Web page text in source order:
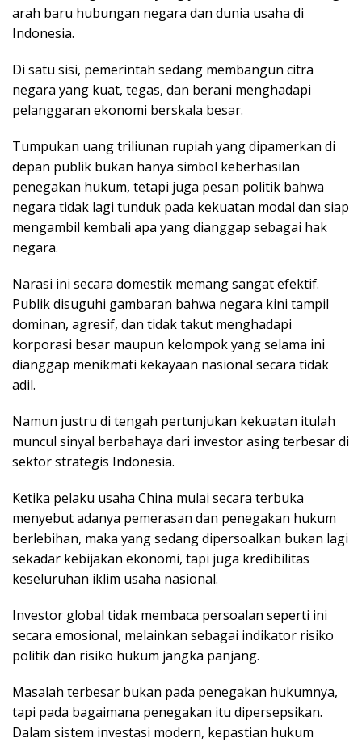
arah baru hubungan negara dan dunia usaha di
Indonesia.
Di satu sisi, pemerintah sedang membangun citra
negara yang kuat, tegas, dan berani menghadapi
pelanggaran ekonomi berskala besar.
Tumpukan uang triliunan rupiah yang dipamerkan di
depan publik bukan hanya simbol keberhasilan
penegakan hukum, tetapi juga pesan politik bahwa
negara tidak lagi tunduk pada kekuatan modal dan siap
mengambil kembali apa yang dianggap sebagai hak
negara.
Narasi ini secara domestik memang sangat efektif.
Publik disuguhi gambaran bahwa negara kini tampil
dominan, agresif, dan tidak takut menghadapi
korporasi besar maupun kelompok yang selama ini
dianggap menikmati kekayaan nasional secara tidak
adil.
Namun justru di tengah pertunjukan kekuatan itulah
muncul sinyal berbahaya dari investor asing terbesar di
sektor strategis Indonesia.
Ketika pelaku usaha China mulai secara terbuka
menyebut adanya pemerasan dan penegakan hukum
berlebihan, maka yang sedang dipersoalkan bukan lagi
sekadar kebijakan ekonomi, tapi juga kredibilitas
keseluruhan iklim usaha nasional.
Investor global tidak membaca persoalan seperti ini
secara emosional, melainkan sebagai indikator risiko
politik dan risiko hukum jangka panjang.
Masalah terbesar bukan pada penegakan hukumnya,
tapi pada bagaimana penegakan itu dipersepsikan.
Dalam sistem investasi modern, kepastian hukum